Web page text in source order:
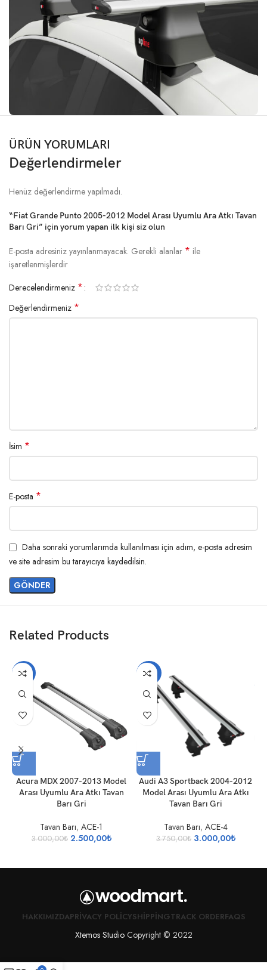
ÜRÜN YORUMLARI
Değerlendirmeler
Henüz değerlendirme yapılmadı.
“Fiat Grande Punto 2005-2012 Model Arası Uyumlu Ara Atkı Tavan
Barı Gri” için yorum yapan ilk kişi siz olun
E-posta adresiniz yayınlanmayacak. Gerekli alanlar * ile
işaretlenmişlerdir
Derecelendirmeniz *
Değerlendirmeniz *
İsim *
E-posta *
Daha sonraki yorumlarımda kullanılması için adım, e-posta adresim
ve site adresim bu tarayıcıya kaydedilsin.
Related Products
-17%
Acura MDX 2007-2013 Model
Arası Uyumlu Ara Atkı Tavan
Barı Gri
Tavan Barı, ACE-1
3.000,00₺ 2.500,00₺
-20%
Audi A3 Sportback 2004-2012
Model Arası Uyumlu Ara Atkı
Tavan Barı Gri
Tavan Barı, ACE-4
3.750,00₺ 3.000,00₺
HAKKIMIZDAPRIVACY POLICYSHIPPINGTRACK ORDERFAQS
Xtemos StudioCopyright © 2022